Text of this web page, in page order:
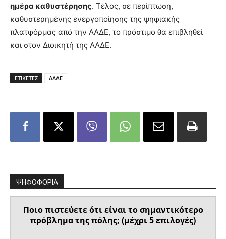
ημέρα καθυστέρησης. Τέλος, σε περίπτωση,
καθυστερημένης ενεργοποίησης της ψηφιακής
πλατφόρμας από την ΑΑΔΕ, το πρόστιμο θα επιβληθεί
και στον Διοικητή της ΑΑΔΕ.
ΕΤΙΚΕΤΕΣ ΑΑΔΕ
ΨΗΦΟΦΟΡΙΑ
Ποιο πιστεύετε ότι είναι το σημαντικότερο
πρόβλημα της πόλης; (μέχρι 5 επιλογές)